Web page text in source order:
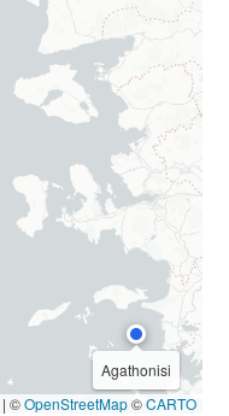
Agathonisi
| ©OpenStreetMap©CARTO